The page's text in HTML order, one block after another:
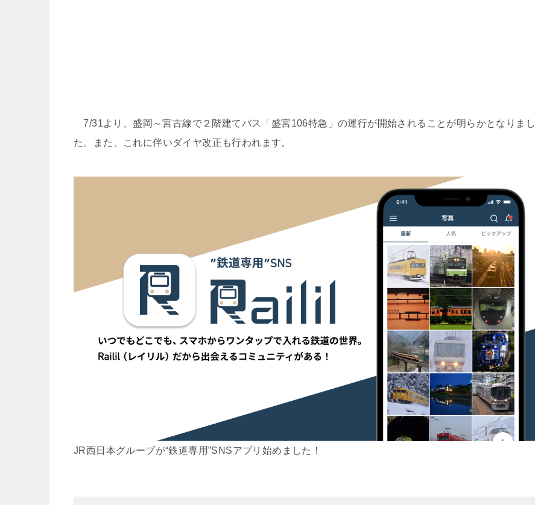
7/31より、盛岡～宮古線で２階建てバス「盛宮106特急」の運行が開始されることが明らかとなりまし
た。また、これに伴いダイヤ改正も行われます。
JR西日本グループが“鉄道専用”SNSアプリ始めました！